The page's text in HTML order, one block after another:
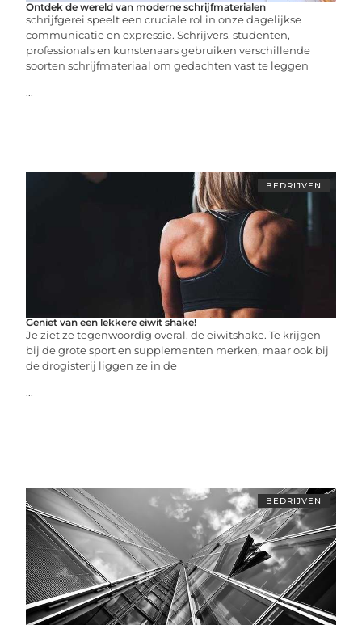
Ontdek de wereld van moderne schrijfmaterialen
schrijfgerei speelt een cruciale rol in onze dagelijkse
communicatie en expressie. Schrijvers, studenten,
professionals en kunstenaars gebruiken verschillende
soorten schrijfmateriaal om gedachten vast te leggen
...
BEDRIJVEN
Geniet van een lekkere eiwit shake!
Je ziet ze tegenwoordig overal, de eiwitshake. Te krijgen
bij de grote sport en supplementen merken, maar ook bij
de drogisterij liggen ze in de
...
BEDRIJVEN